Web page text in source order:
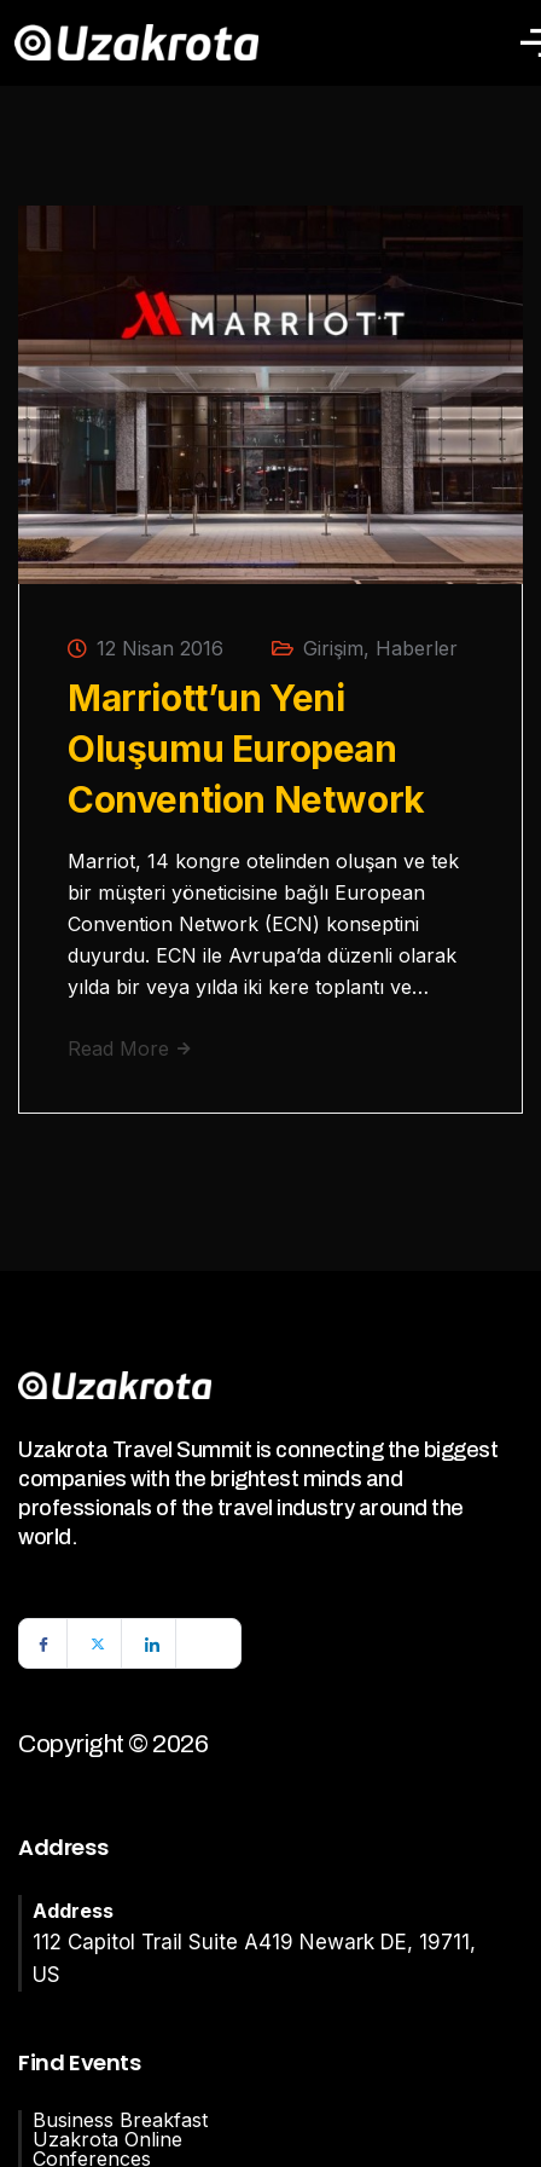
12 Nisan 2016 Girişim, Haberler
Marriott’un Yeni
Oluşumu European
Convention Network
Marriot, 14 kongre otelinden oluşan ve tek
bir müşteri yöneticisine bağlı European
Convention Network (ECN) konseptini
duyurdu. ECN ile Avrupa’da düzenli olarak
yılda bir veya yılda iki kere toplantı ve…
Read More
Uzakrota Travel Summit is connecting the biggest
companies with the brightest minds and
professionals of the travel industry around the
world.
Copyright © 2026
Address
Address
112 Capitol Trail Suite A419 Newark DE, 19711,
US
Find Events
Business Breakfast
Uzakrota Online
Conferences